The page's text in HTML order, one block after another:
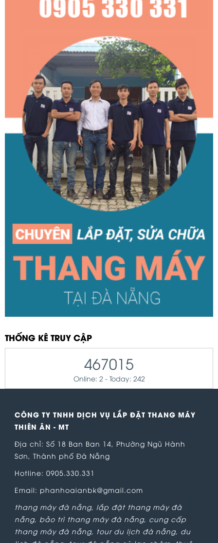
THỐNG KÊ TRUY CẬP
467015
Online: 2 - Today: 242
CÔNG TY TNHH DỊCH VỤ LẮP ĐẶT THANG MÁY
THIÊN ÂN - MT
Địa chỉ: Số 18 Ban Ban 14, Phường Ngũ Hành
Sơn, Thành phố Đà Nẵng
Hotline: 0905.330.331
Email: phanhoaianbk@gmail.com
thang máy đà nẵng, lắp đặt thang máy đà
nẵng, bảo trì thang máy đà nẵng, cung cấp
thang máy đà nẵng, tour du lịch đà nẵng, du